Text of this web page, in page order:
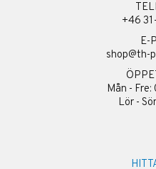
+46
E-
shop@th-
Mån - Fre:
Lör -